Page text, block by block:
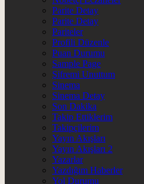
Parite Detay
Parite Detay
Pariteler
Profili Düzenle
Puan Durumu
Sample Page
Şifremi Unuttum
Sinema
Sinema Detay
Son Dakika
Takip Ettiklerim
Takipçilerim
Yayın Akışları
Yayın Akışları 2
Yazarlar
Yazdığım Haberler
Yol Durumu